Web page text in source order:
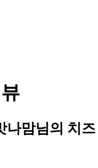
나맘님의 치